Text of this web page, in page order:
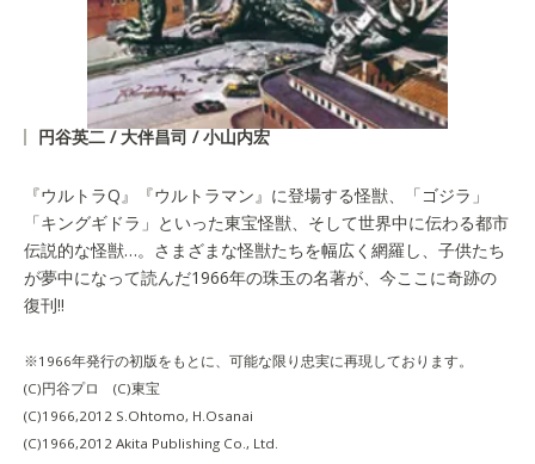
円谷英二 / 大伴昌司 / 小山内宏
『ウルトラQ』『ウルトラマン』に登場する怪獣、「ゴジラ」
「キングギドラ」といった東宝怪獣、そして世界中に伝わる都市
伝説的な怪獣…。さまざまな怪獣たちを幅広く網羅し、子供たち
が夢中になって読んだ1966年の珠玉の名著が、今ここに奇跡の
復刊!!
※1966年発行の初版をもとに、可能な限り忠実に再現しております。
(C)円谷プロ (C)東宝
(C)1966,2012 S.Ohtomo, H.Osanai
(C)1966,2012 Akita Publishing Co., Ltd.